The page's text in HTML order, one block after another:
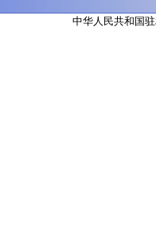
中华人民共和国